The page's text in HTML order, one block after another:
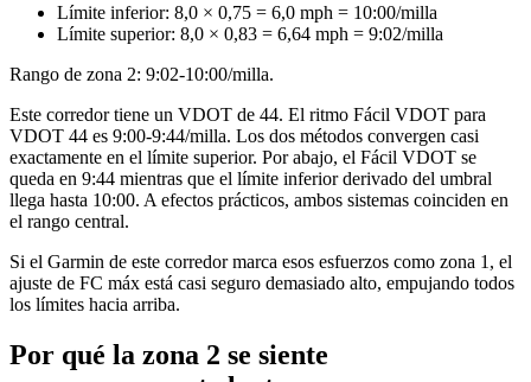
Límite inferior: 8,0 × 0,75 = 6,0 mph = 10:00/milla
Límite superior: 8,0 × 0,83 = 6,64 mph = 9:02/milla
Rango de zona 2: 9:02-10:00/milla.
Este corredor tiene un VDOT de 44. El ritmo Fácil VDOT para
VDOT 44 es 9:00-9:44/milla. Los dos métodos convergen casi
exactamente en el límite superior. Por abajo, el Fácil VDOT se
queda en 9:44 mientras que el límite inferior derivado del umbral
llega hasta 10:00. A efectos prácticos, ambos sistemas coinciden en
el rango central.
Si el Garmin de este corredor marca esos esfuerzos como zona 1, el
ajuste de FC máx está casi seguro demasiado alto, empujando todos
los límites hacia arriba.
Por qué la zona 2 se siente